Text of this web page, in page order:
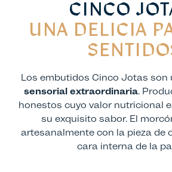
CINCO
UNA DELICIA
Los embutidos Cinco Jotas son
sensorial extraordinaria.
honestos cuyo valor nutricional
su exquisito sabor. El
artesanalmente con la pieza de
cara interna de la